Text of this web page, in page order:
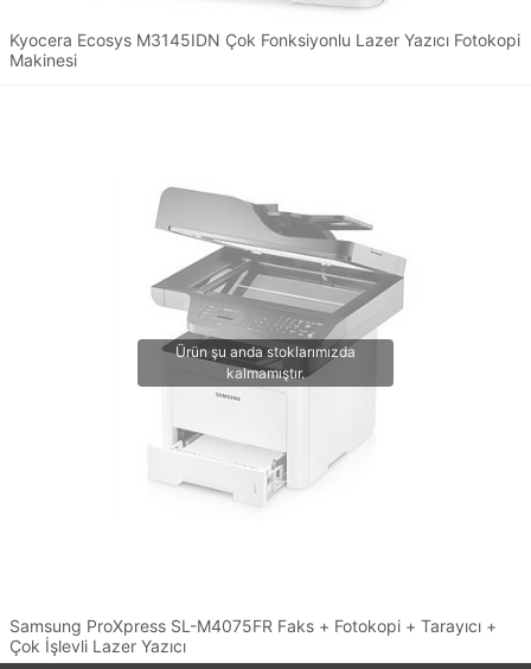
Kyocera Ecosys M3145IDN Çok Fonksiyonlu Lazer Yazıcı Fotokopi
Makinesi
Samsung ProXpress SL-M4075FR Faks + Fotokopi + Tarayıcı +
Çok İşlevli Lazer Yazıcı